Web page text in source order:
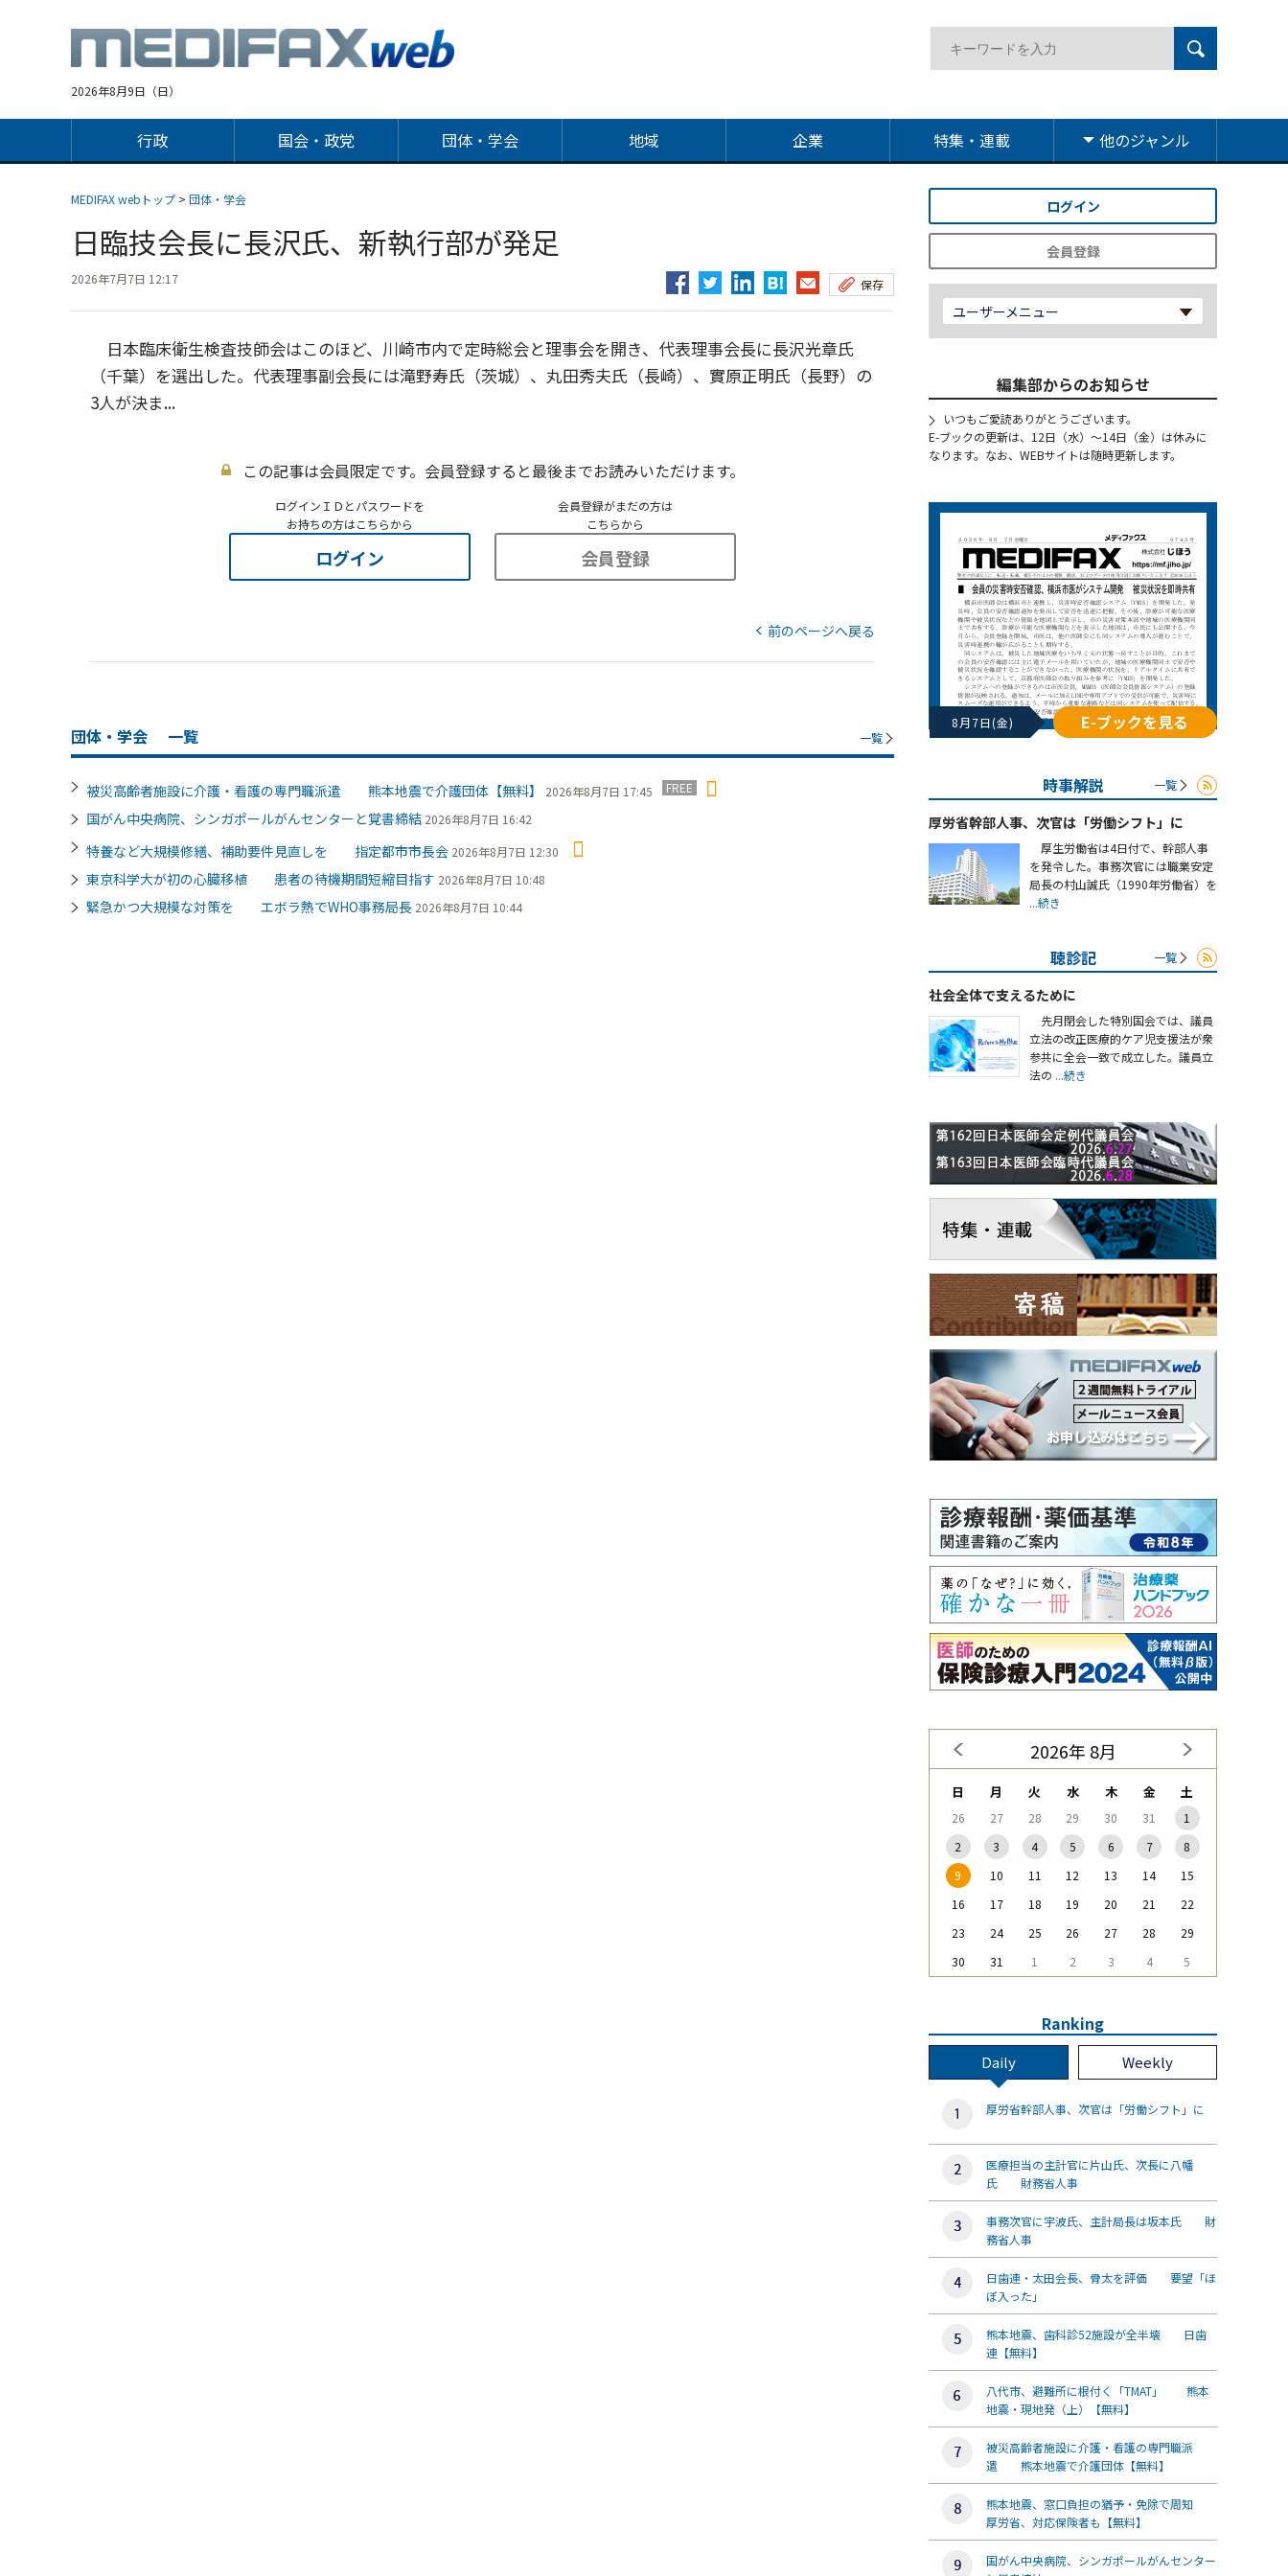
2026年8月9日（日）
行政 国会・政党 団体・学会 地域 企業 特集・連載 他のジャンル
MEDIFAX webトップ > 団体・学会
日臨技会長に長沢氏、新執行部が発足
2026年7月7日 12:17 保存
日本臨床衛生検査技師会はこのほど、川崎市内で定時総会と理事会を開き、代表理事会長に長沢光章氏
（千葉）を選出した。代表理事副会長には滝野寿氏（茨城）、丸田秀夫氏（長崎）、實原正明氏（長野）の
3人が決ま...
この記事は会員限定です。会員登録すると最後までお読みいただけます。
ログインＩＤとパスワードを
お持ちの方はこちらから
ログイン
会員登録がまだの方は
こちらから
会員登録
前のページへ戻る
団体・学会 一覧 一覧
被災高齢者施設に介護・看護の専門職派遣 熊本地震で介護団体【無料】 2026年8月7日 17:45 FREE
国がん中央病院、シンガポールがんセンターと覚書締結 2026年8月7日 16:42
特養など大規模修繕、補助要件見直しを 指定都市市長会 2026年8月7日 12:30
東京科学大が初の心臓移植 患者の待機期間短縮目指す 2026年8月7日 10:48
緊急かつ大規模な対策を エボラ熱でWHO事務局長 2026年8月7日 10:44
ログイン
会員登録
ユーザーメニュー
編集部からのお知らせ
いつもご愛読ありがとうございます。
E-ブックの更新は、12日（水）～14日（金）は休みに
なります。なお、WEBサイトは随時更新します。
8月7日(金) E-ブックを見る
時事解説 一覧
厚労省幹部人事、次官は「労働シフト」に
厚生労働省は4日付で、幹部人事
を発令した。事務次官には職業安定
局長の村山誠氏（1990年労働省）を
...続き
聴診記 一覧
社会全体で支えるために
先月閉会した特別国会では、議員
立法の改正医療的ケア児支援法が衆
参共に全会一致で成立した。議員立
法の ...続き
2026年 8月
日 月 火 水 木 金 土
26 27 28 29 30 31
1
2
3 4 5 6 7
8
9
10 11 12 13 14
15
16
17 18 19 20 21
22
23
24 25 26 27 28
29
30
31 1 2 3 4 5
Ranking
Daily Weekly
厚労省幹部人事、次官は「労働シフト」に
医療担当の主計官に片山氏、次長に八幡
氏 財務省人事
事務次官に宇波氏、主計局長は坂本氏 財
務省人事
日歯連・太田会長、骨太を評価 要望「ほ
ぼ入った」
熊本地震、歯科診52施設が全半壊 日歯
連【無料】
八代市、避難所に根付く「TMAT」 熊本
地震・現地発（上）【無料】
被災高齢者施設に介護・看護の専門職派
遣 熊本地震で介護団体【無料】
熊本地震、窓口負担の猶予・免除で周知
厚労省、対応保険者も【無料】
国がん中央病院、シンガポールがんセンター